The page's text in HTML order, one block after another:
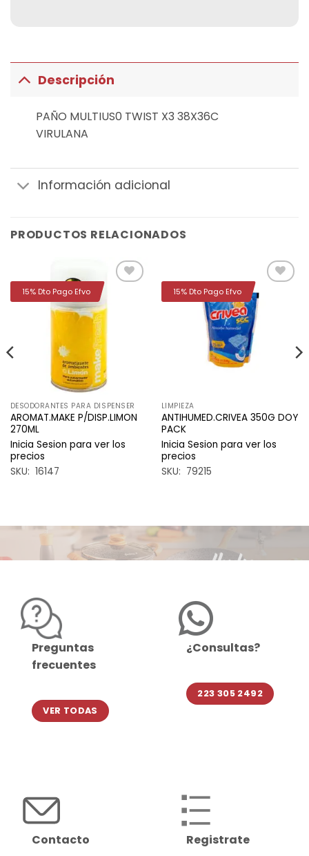
Descripción
PAÑO MULTIUS0 TWIST X3 38X36C
VIRULANA
Información adicional
PRODUCTOS RELACIONADOS
DESODORANTES PARA DISPENSER
AROMAT.MAKE P/DISP.LIMON
270ML
Inicia Sesion para ver los
precios
SKU: 16147
15% Dto Pago Efvo
LIMPIEZA
ANTIHUMED.CRIVEA 350G DOY
PACK
Inicia Sesion para ver los
precios
SKU: 79215
15% Dto Pago Efvo
Preguntas
frecuentes
VER TODAS
¿Consultas?
223 305 2492
Contacto Registrate